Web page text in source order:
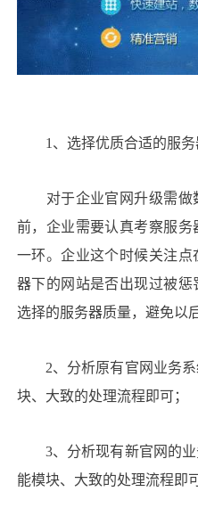
1、选择优质合适的服务
对于企业官网升级需做
前，企业需要认真考察服
一环。企业这个时候关注
器下的网站是否出现过被
选择的服务器质量，避免以
2、分析原有官网业务系
块、大致的处理流程即可；
3、分析现有新官网的业
能模块、大致的处理流程即可